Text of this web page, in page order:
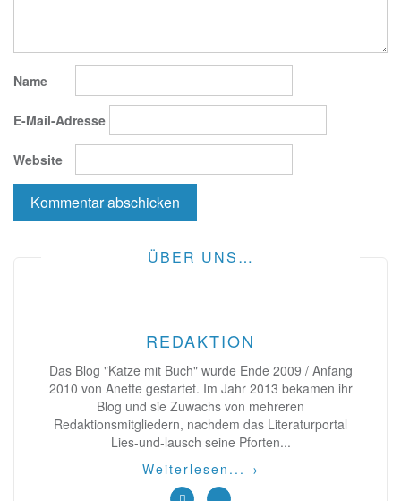
Name
E-Mail-Adresse
Website
ÜBER UNS…
REDAKTION
Das Blog "Katze mit Buch" wurde Ende 2009 / Anfang
2010 von Anette gestartet. Im Jahr 2013 bekamen ihr
Blog und sie Zuwachs von mehreren
Redaktionsmitgliedern, nachdem das Literaturportal
Lies-und-lausch seine Pforten...
Weiterlesen... →